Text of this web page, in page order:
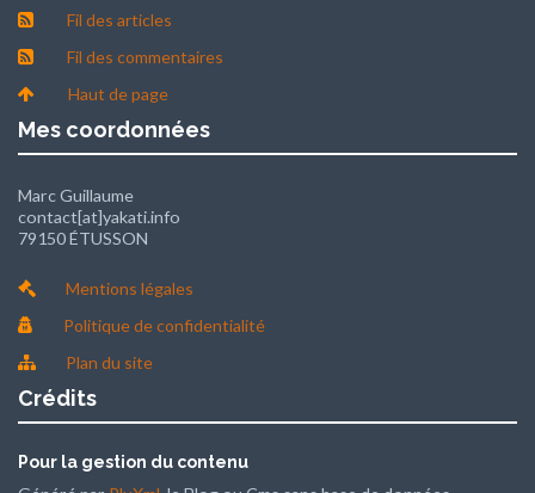
Fil des articles
Fil des commentaires
Haut de page
Mes coordonnées
Marc Guillaume
contact[at]yakati.info
79150 ÉTUSSON
Mentions légales
Politique de confidentialité
Plan du site
Crédits
Pour la gestion du contenu